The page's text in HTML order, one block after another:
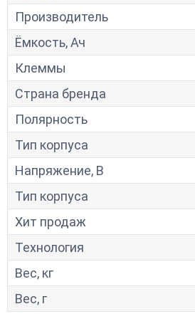
Производитель
Ёмкость, Ач
Клеммы
Страна бренда
Полярность
Тип корпуса
Напряжение, В
Тип корпуса
Хит продаж
Технология
Вес, кг
Вес, г